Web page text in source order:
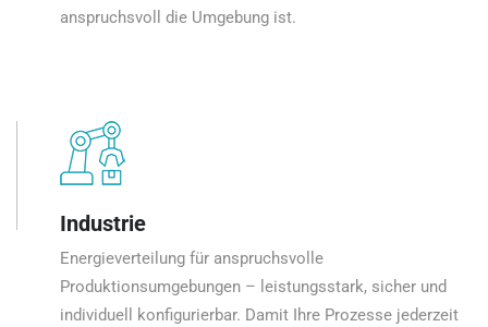
anspruchsvoll die Umgebung ist.
Industrie
Energieverteilung für anspruchsvolle
Produktionsumgebungen – leistungsstark, sicher und
individuell konfigurierbar. Damit Ihre Prozesse jederzeit